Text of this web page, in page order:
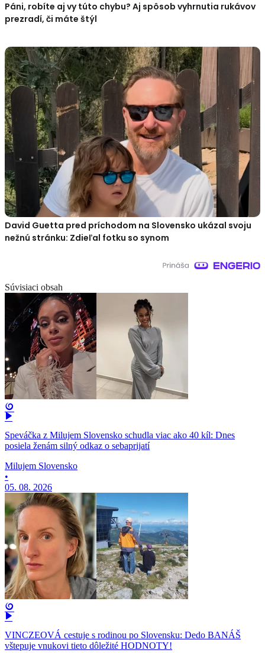
Páni, robíte aj vy túto chybu? Aj spôsob vyhrnutia rukávov
prezradí, či máte štýl
David Guetta pred príchodom na Slovensko ukázal svoju
nežnú stránku: Zdieľal fotku so synom
Súvisiaci obsah
Speváčka z Milujem Slovensko schudla viac ako 40 kíl: Dnes
posiela ženám silný odkaz o sebaprijatí
Milujem Slovensko
•
05. 08. 2026
VINCZEOVÁ cestuje s rodinou po Slovensku: Dedo BANÁŠ
vštepuje vnukovi tieto dôležité HODNOTY!